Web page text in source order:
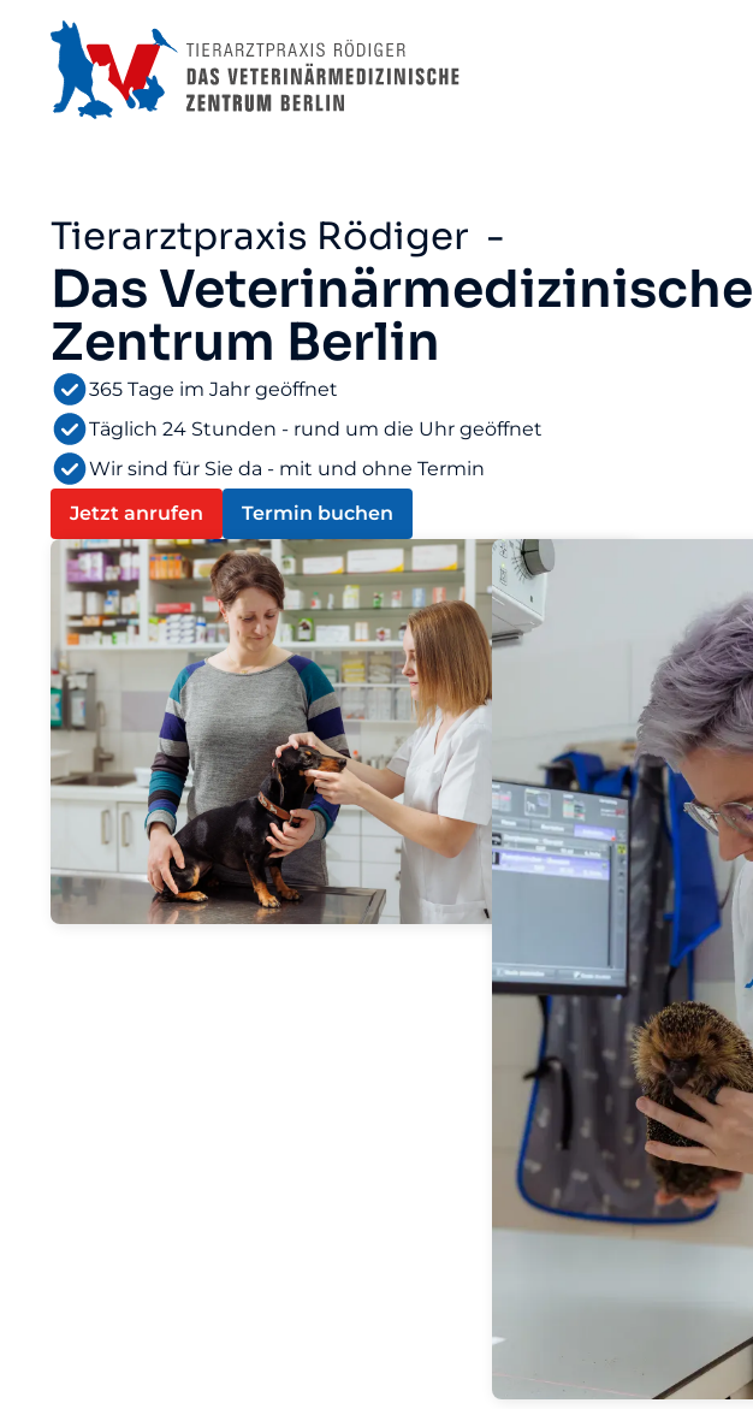
Tierarztpraxis Rödiger -
Das Veterinärmedizinische
Zentrum Berlin
365 Tage im Jahr geöffnet
Täglich 24 Stunden - rund um die Uhr geöffnet
Wir sind für Sie da - mit und ohne Termin
Jetzt anrufen
Termin buchen